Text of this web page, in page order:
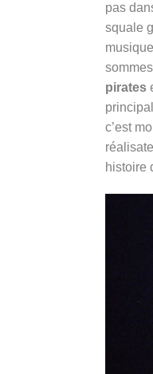
pas
squale
pirates
c’est
histoire